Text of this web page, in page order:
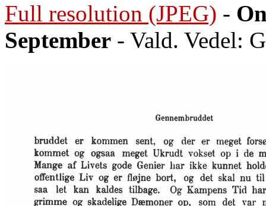
Full resolution (JPEG) -
September - Vald. Vedel: